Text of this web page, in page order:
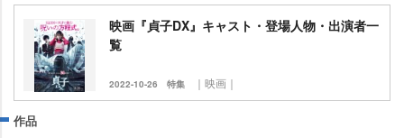
映画『貞子DX』キャスト・登場人物・出演者一
覧
2022-10-26 特集 ｜映画｜
作品